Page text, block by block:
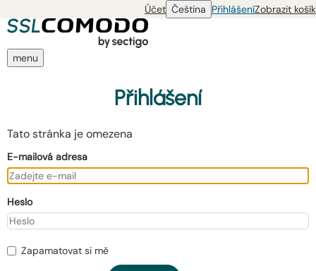
Účet Čeština PřihlášeníZobrazit košík
menu
Přihlášení
Tato stránka je omezena
E-mailová adresa
Heslo
Zapamatovat si mě